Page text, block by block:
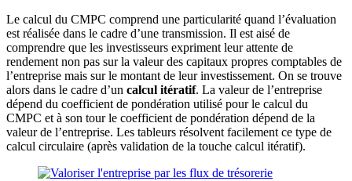
Le calcul du CMPC comprend une particularité quand l’évaluation
est réalisée dans le cadre d’une transmission. Il est aisé de
comprendre que les investisseurs expriment leur attente de
rendement non pas sur la valeur des capitaux propres comptables de
l’entreprise mais sur le montant de leur investissement. On se trouve
alors dans le cadre d’un calcul itératif. La valeur de l’entreprise
dépend du coefficient de pondération utilisé pour le calcul du
CMPC et à son tour le coefficient de pondération dépend de la
valeur de l’entreprise. Les tableurs résolvent facilement ce type de
calcul circulaire (après validation de la touche calcul itératif).